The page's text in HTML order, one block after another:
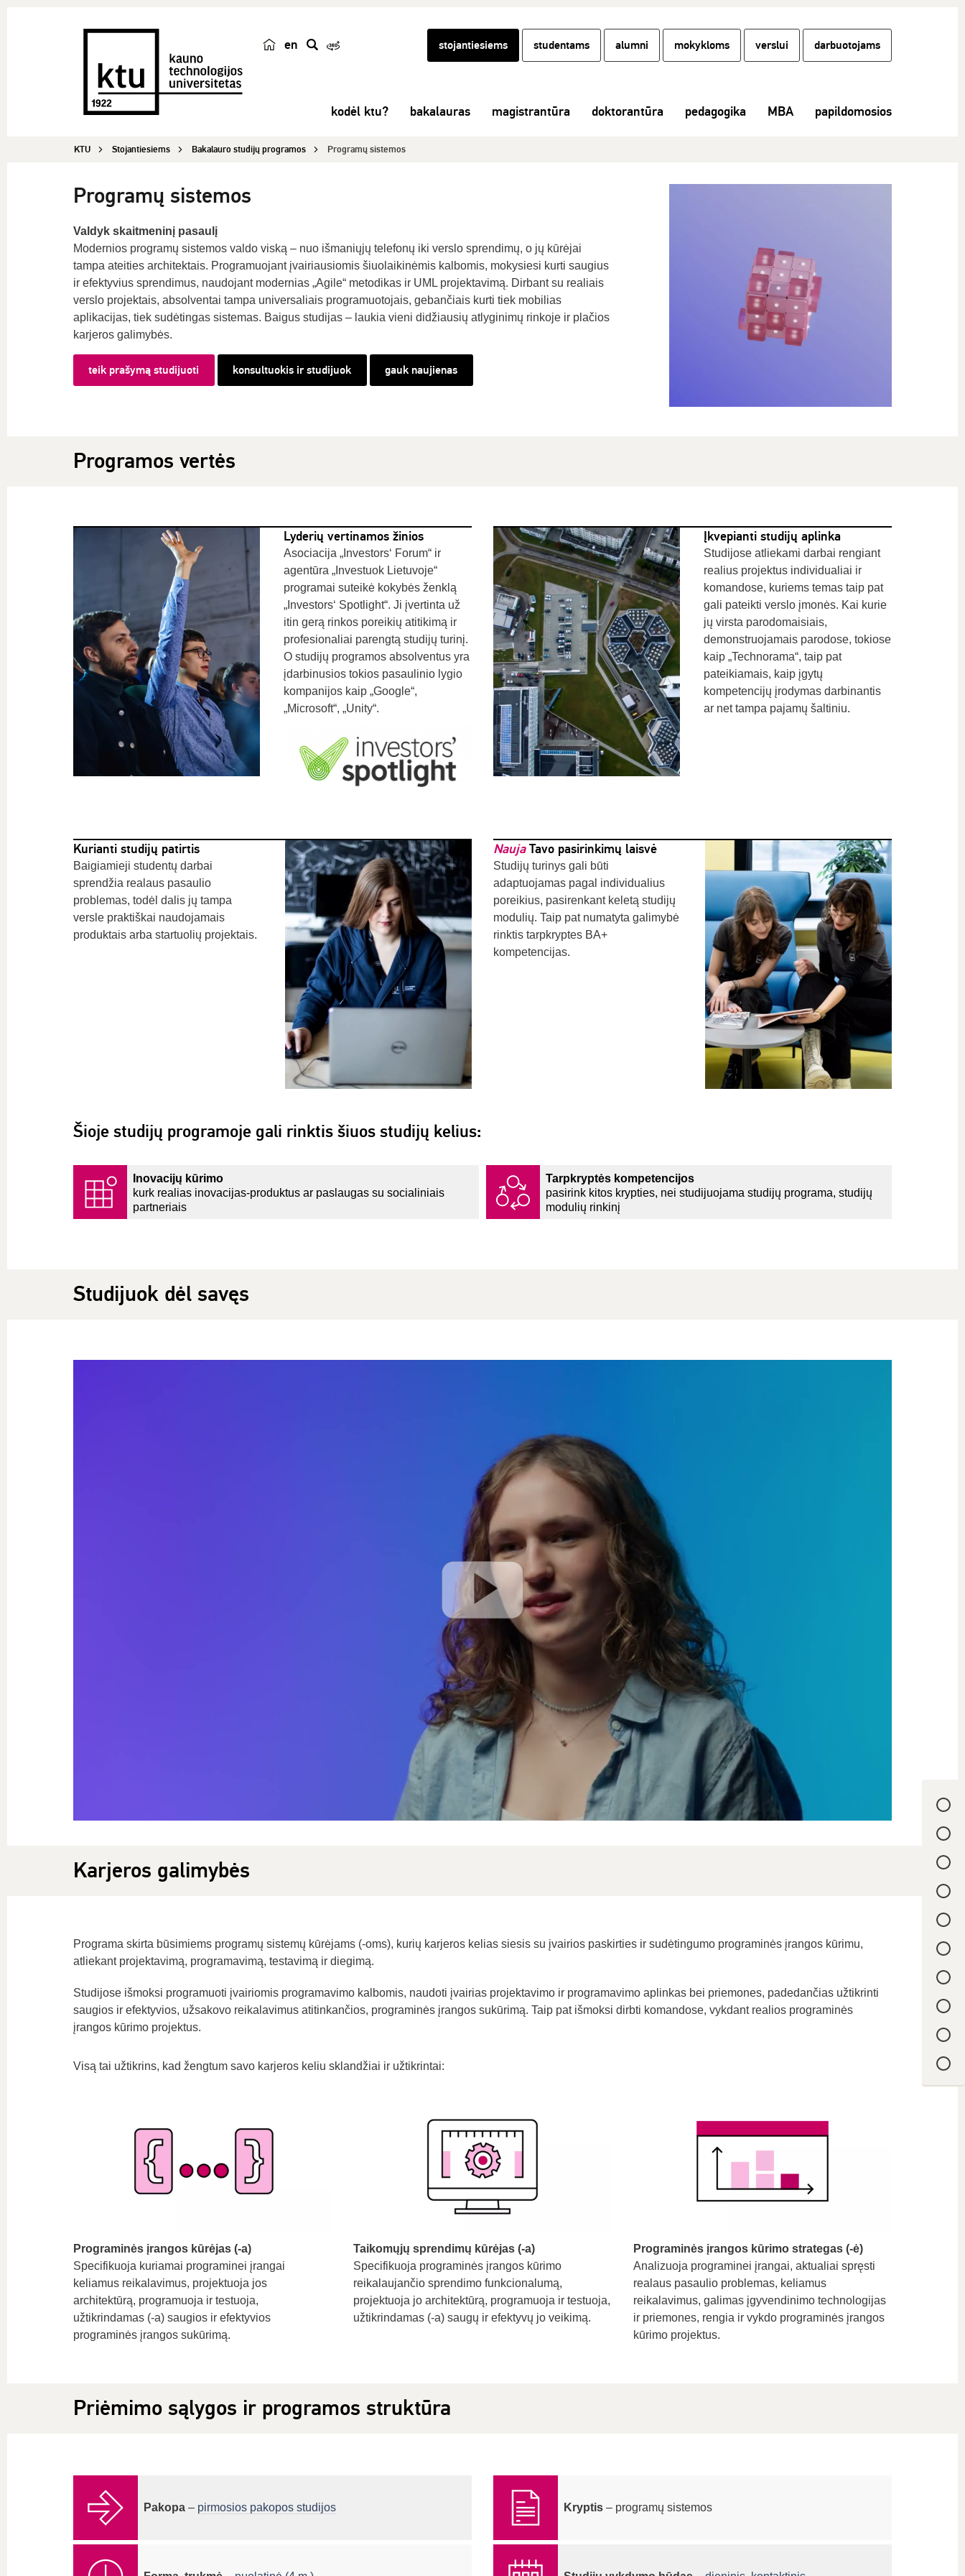
en
k
stojantiesiems studentams alumni mokykloms verslui darbuotojams
kodėl ktu? bakalauras magistrantūra doktorantūra pedagogika MBA papildomosios
KTU Stojantiesiems Bakalauro studijų programos Programų sistemos
Programų sistemos
Valdyk skaitmeninį pasaulį
Modernios programų sistemos valdo viską – nuo išmaniųjų telefonų iki verslo sprendimų, o jų kūrėjai
tampa ateities architektais. Programuojant įvairiausiomis šiuolaikinėmis kalbomis, mokysiesi kurti saugius
ir efektyvius sprendimus, naudojant modernias „Agile“ metodikas ir UML projektavimą. Dirbant su realiais
verslo projektais, absolventai tampa universaliais programuotojais, gebančiais kurti tiek mobilias
aplikacijas, tiek sudėtingas sistemas. Baigus studijas – laukia vieni didžiausių atlyginimų rinkoje ir plačios
karjeros galimybės.
teik prašymą studijuoti konsultuokis ir studijuok gauk naujienas
Programos vertės
Lyderių vertinamos žinios
Asociacija „Investors‘ Forum“ ir
agentūra „Investuok Lietuvoje“
programai suteikė kokybės ženklą
„Investors‘ Spotlight“. Ji įvertinta už
itin gerą rinkos poreikių atitikimą ir
profesionaliai parengtą studijų turinį.
O studijų programos absolventus yra
įdarbinusios tokios pasaulinio lygio
kompanijos kaip „Google“,
„Microsoft“, „Unity“.
Įkvepianti studijų aplinka
Studijose atliekami darbai rengiant
realius projektus individualiai ir
komandose, kuriems temas taip pat
gali pateikti verslo įmonės. Kai kurie
jų virsta parodomaisiais,
demonstruojamais parodose, tokiose
kaip „Technorama“, taip pat
pateikiamais, kaip įgytų
kompetencijų įrodymas darbinantis
ar net tampa pajamų šaltiniu.
Kurianti studijų patirtis
Baigiamieji studentų darbai
sprendžia realaus pasaulio
problemas, todėl dalis jų tampa
versle praktiškai naudojamais
produktais arba startuolių projektais.
NaujaTavo pasirinkimų laisvė
Studijų turinys gali būti
adaptuojamas pagal individualius
poreikius, pasirenkant keletą studijų
modulių. Taip pat numatyta galimybė
rinktis tarpkryptes BA+
kompetencijas.
Šioje studijų programoje gali rinktis šiuos studijų kelius:
Inovacijų kūrimo
kurk realias inovacijas-produktus ar paslaugas su socialiniais
partneriais
Tarpkryptės kompetencijos
pasirink kitos krypties, nei studijuojama studijų programa, studijų
modulių rinkinį
Studijuok dėl savęs
Karjeros galimybės
Programa skirta būsimiems programų sistemų kūrėjams (-oms), kurių karjeros kelias siesis su įvairios paskirties ir sudėtingumo programinės įrangos kūrimu,
atliekant projektavimą, programavimą, testavimą ir diegimą.
Studijose išmoksi programuoti įvairiomis programavimo kalbomis, naudoti įvairias projektavimo ir programavimo aplinkas bei priemones, padedančias užtikrinti
saugios ir efektyvios, užsakovo reikalavimus atitinkančios, programinės įrangos sukūrimą. Taip pat išmoksi dirbti komandose, vykdant realios programinės
įrangos kūrimo projektus.
Visą tai užtikrins, kad žengtum savo karjeros keliu sklandžiai ir užtikrintai:
Programinės įrangos kūrėjas (-a)
Specifikuoja kuriamai programinei įrangai
keliamus reikalavimus, projektuoja jos
architektūrą, programuoja ir testuoja,
užtikrindamas (-a) saugios ir efektyvios
programinės įrangos sukūrimą.
Taikomųjų sprendimų kūrėjas (-a)
Specifikuoja programinės įrangos kūrimo
reikalaujančio sprendimo funkcionalumą,
projektuoja jo architektūrą, programuoja ir testuoja,
užtikrindamas (-a) saugų ir efektyvų jo veikimą.
Programinės įrangos kūrimo strategas (-ė)
Analizuoja programinei įrangai, aktualiai spręsti
realaus pasaulio problemas, keliamus
reikalavimus, galimas įgyvendinimo technologijas
ir priemones, rengia ir vykdo programinės įrangos
kūrimo projektus.
Priėmimo sąlygos ir programos struktūra
Pakopa – pirmosios pakopos studijos Kryptis – programų sistemos